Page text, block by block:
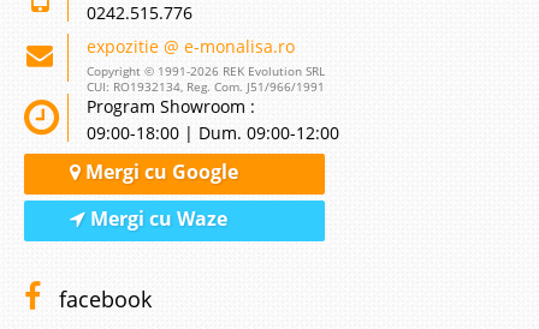
0242.515.776
expozitie @ e-monalisa.ro
Copyright © 1991-2026 REK Evolution SRL
CUI: RO1932134, Reg. Com. J51/966/1991
Program Showroom :
09:00-18:00 | Dum. 09:00-12:00
Mergi cu Google
Mergi cu Waze
facebook